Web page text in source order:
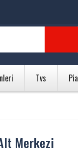
Tvs
Merkezi